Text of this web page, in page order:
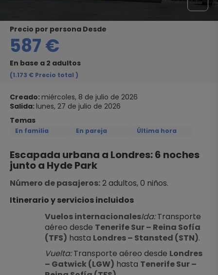
precio por persona Desde
587 €
En base a 2 adultos
(1.173 € Precio total )
Creado:miércoles, 8 de julio de 2026
Salida:lunes, 27 de julio de 2026
Temas
En familia En pareja Última hora
Escapada urbana a Londres: 6 noches
junto a Hyde Park
Número de pasajeros: 2 adultos, 0 niños.
Itinerario y servicios incluidos
Vuelos internacionalesIda: Transporte
aéreo desde Tenerife Sur – Reina Sofía
(TFS) hasta Londres – Stansted (STN).
Vuelta: Transporte aéreo desde Londres
– Gatwick (LGW) hasta Tenerife Sur –